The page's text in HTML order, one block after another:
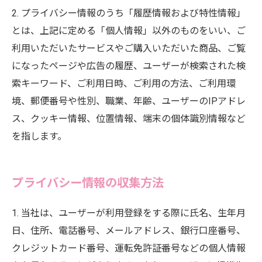
2. プライバシー情報のうち「履歴情報および特性情報」
とは、上記に定める「個人情報」以外のものをいい、ご
利用いただいたサービスやご購入いただいた商品、ご覧
になったページや広告の履歴、ユーザーが検索された検
索キーワード、ご利用日時、ご利用の方法、ご利用環
境、郵便番号や性別、職業、年齢、ユーザーのIPアドレ
ス、クッキー情報、位置情報、端末の個体識別情報など
を指します。
プライバシー情報の収集方法
1. 当社は、ユーザーが利用登録をする際に氏名、生年月
日、住所、電話番号、メールアドレス、銀行口座番号、
クレジットカード番号、運転免許証番号などの個人情報